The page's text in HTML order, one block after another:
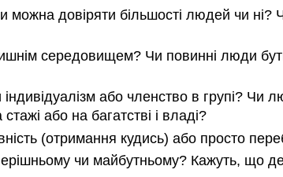
довіряти більшості людей чи ні?
середовищем? Чи повинні люди
індивідуалізм або членство в групі?
або на багатстві і владі?
(отримання кудись) або просто
чи майбутньому? Кажуть, що